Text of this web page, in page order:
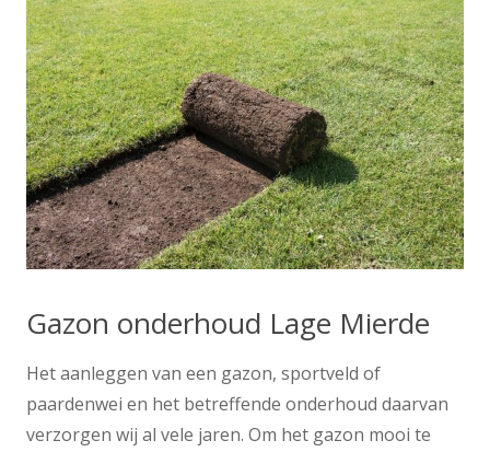
Gazon onderhoud Lage Mierde
Het aanleggen van een gazon, sportveld of
paardenwei en het betreffende onderhoud daarvan
verzorgen wij al vele jaren. Om het gazon mooi te